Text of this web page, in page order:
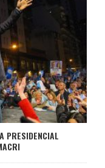
PRESIDENCIAL